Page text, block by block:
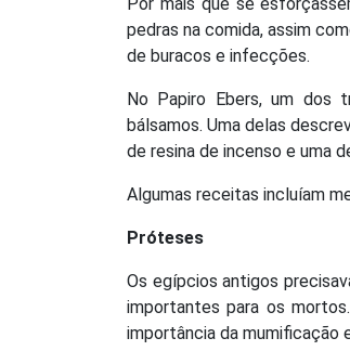
pedras na comida, assim
de buracos e infecções.
No Papiro Ebers, um dos
bálsamos. Uma delas
de resina de incenso e uma
Algumas receitas incluíam
Próteses
Os egípcios antigos
importantes para os
importância da mumificação